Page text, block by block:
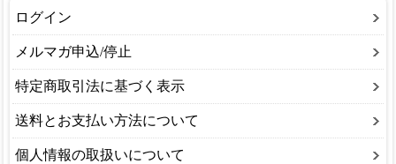
ログイン
メルマガ申込/停止
特定商取引法に基づく表示
送料とお支払い方法について
個人情報の取扱いについて